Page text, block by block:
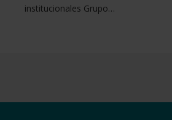
institucionales Grupo…